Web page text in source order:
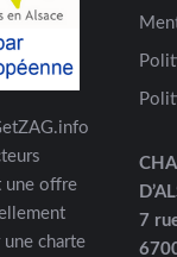
une offre
une charte
7